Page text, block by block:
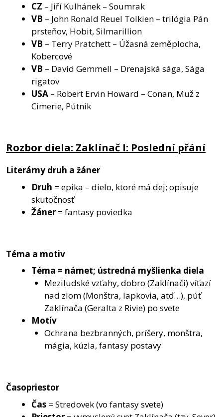
CZ – Jiří Kulhánek – Soumrak
VB – John Ronald Reuel Tolkien – trilógia Pán
prsteňov, Hobit, Silmarillion
VB – Terry Pratchett – Úžasná zeměplocha,
Kobercové
VB – David Gemmell – Drenajská sága, Sága
rigatov
USA – Robert Ervin Howard – Conan, Muž z
Cimerie, Pútnik
Rozbor diela: Zaklínač I: Poslední přání
Literárny druh a žáner
Druh = epika – dielo, ktoré má dej; opisuje
skutočnosť
Žáner = fantasy poviedka
Téma a motiv
Téma = námet; ústredná myšlienka diela
Meziludské vzťahy, dobro (Zaklínači) víťazí
nad zlom (Monštra, lapkovia, atď…), púť
Zaklínača (Geralta z Rivie) po svete
Motív
Ochrana bezbranných, príšery, monštra,
mágia, kúzla, fantasy postavy
Časopriestor
Čas = Stredovek (vo fantasy svete)